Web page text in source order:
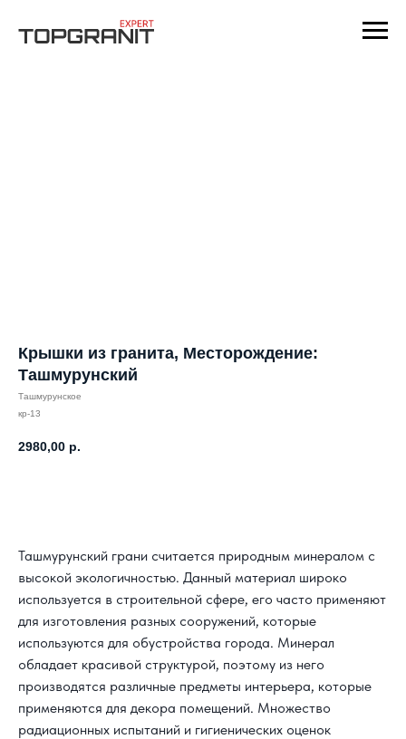
Крышки из гранита, Месторождение:
Ташмурунский
Ташмурунское
кр-13
2980,00 р.
Ташмурунский грани считается природным минералом с
высокой экологичностью. Данный материал широко
используется в строительной сфере, его часто применяют
для изготовления разных сооружений, которые
используются для обустройства города. Минерал
обладает красивой структурой, поэтому из него
производятся различные предметы интерьера, которые
применяются для декора помещений. Множество
радиационных испытаний и гигиенических оценок